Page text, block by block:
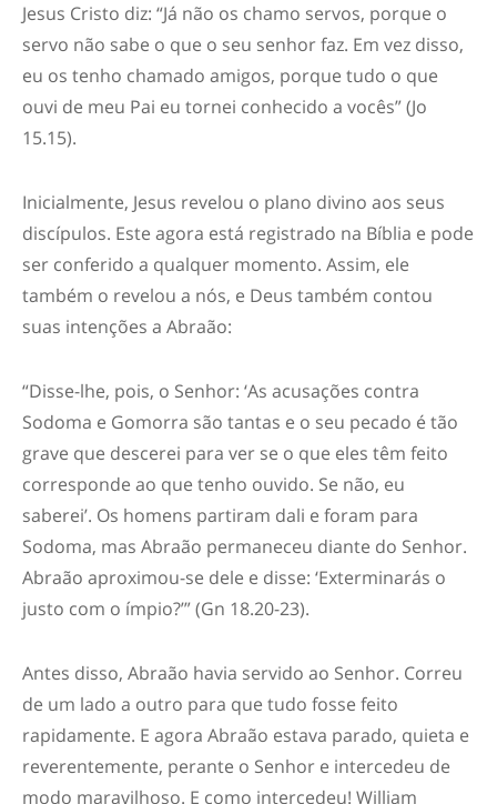
Jesus Cristo diz: “Já não os chamo servos, porque o
servo não sabe o que o seu senhor faz. Em vez disso,
eu os tenho chamado amigos, porque tudo o que
ouvi de meu Pai eu tornei conhecido a vocês” (Jo
15.15).
Inicialmente, Jesus revelou o plano divino aos seus
discípulos. Este agora está registrado na Bíblia e pode
ser conferido a qualquer momento. Assim, ele
também o revelou a nós, e Deus também contou
suas intenções a Abraão:
“Disse-lhe, pois, o Senhor: ‘As acusações contra
Sodoma e Gomorra são tantas e o seu pecado é tão
grave que descerei para ver se o que eles têm feito
corresponde ao que tenho ouvido. Se não, eu
saberei’. Os homens partiram dali e foram para
Sodoma, mas Abraão permaneceu diante do Senhor.
Abraão aproximou-se dele e disse: ‘Exterminarás o
justo com o ímpio?’” (Gn 18.20-23).
Antes disso, Abraão havia servido ao Senhor. Correu
de um lado a outro para que tudo fosse feito
rapidamente. E agora Abraão estava parado, quieta e
reverentemente, perante o Senhor e intercedeu de
modo maravilhoso. E como intercedeu! William